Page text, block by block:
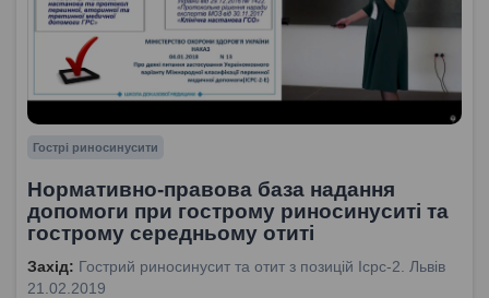
Гострі риносинусити
Нормативно-правова база надання
допомоги при гострому риносинуситі та
гострому середньому отиті
Захід: Гострий риносинусит та отит з позицій Icpc-2. Львів
21.02.2019